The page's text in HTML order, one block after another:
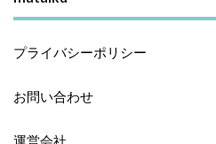
プライバシーポリシー
お問い合わせ
運営会社